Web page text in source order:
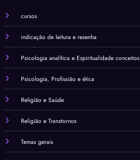
cursos
indicação de leitura e resenha
Psicologia analítica e Espiritualidade conceitos
Psicologia, Profissião e ética
Religião e Saúde
Religião e Transtornos
Temas gerais